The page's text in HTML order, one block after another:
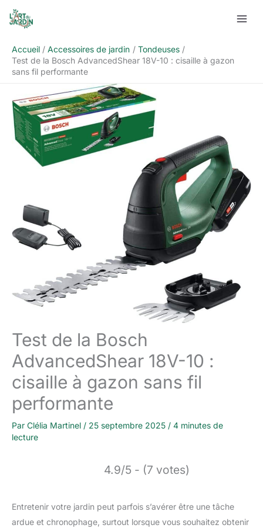
Aller
Accueil
Accessoires de jardin
Tondeuses
Test de la Bosch AdvancedShear 18V-10 : cisaille à gazon
sans fil performante
Test de la Bosch
AdvancedShear 18V-10 :
cisaille à gazon sans fil
performante
Par Clélia Martinel / 25 septembre 2025 / 4 minutes de
lecture
4.9/5 - (7 votes)
Entretenir votre jardin peut parfois s’avérer être une tâche
ardue et chronophage, surtout lorsque vous souhaitez obtenir
Rechercher